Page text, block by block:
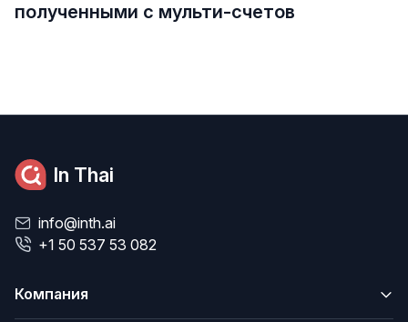
полученными с мульти-счетов
In Thai
info@inth.ai
+1 50 537 53 082
Компания